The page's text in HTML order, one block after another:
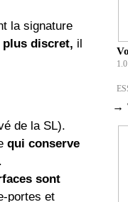
la signature
plus discret, il
de la SL).
qui conserve
sont
portes et
→